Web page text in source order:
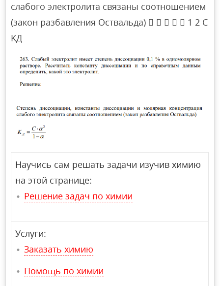
слабого электролита связаны соотношением
(закон разбавления Оствальда)      1 2 C
KД
Научись сам решать задачи изучив химию
на этой странице:
Решение задач по химии
Услуги:
Заказать химию
Помощь по химии